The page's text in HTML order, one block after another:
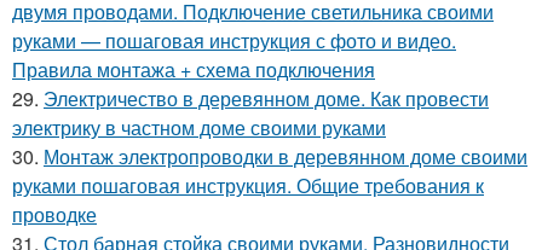
двумя проводами. Подключение светильника своими
руками — пошаговая инструкция с фото и видео.
Правила монтажа + схема подключения
29. Электричество в деревянном доме. Как провести
электрику в частном доме своими руками
30. Монтаж электропроводки в деревянном доме своими
руками пошаговая инструкция. Общие требования к
проводке
31. Стол барная стойка своими руками. Разновидности